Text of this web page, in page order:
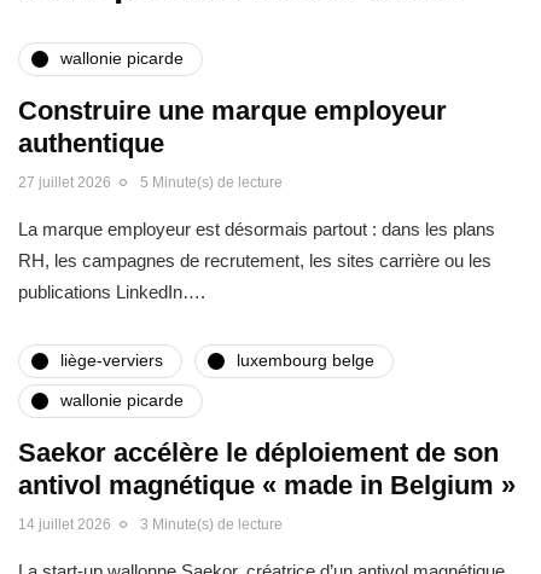
wallonie picarde
Construire une marque employeur
authentique
27 juillet 2026 5 Minute(s) de lecture
La marque employeur est désormais partout : dans les plans
RH, les campagnes de recrutement, les sites carrière ou les
publications LinkedIn….
liège-verviers luxembourg belge
wallonie picarde
Saekor accélère le déploiement de son
antivol magnétique « made in Belgium »
14 juillet 2026 3 Minute(s) de lecture